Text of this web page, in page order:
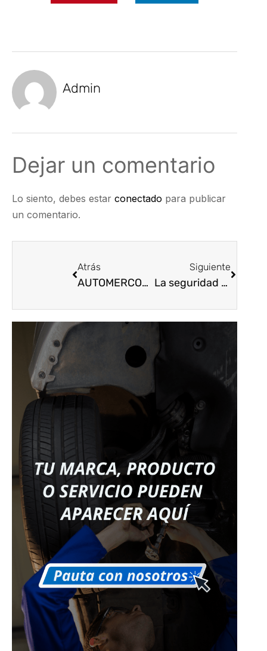
Admin
Dejar un comentario
Lo siento, debes estar conectado para publicar
un comentario.
Atrás
AUTOMERCOL OBTIENE 3 PREMIOS MERCEDES-BENZ
Siguiente
La seguridad vial trae beneficios económicos y sociales